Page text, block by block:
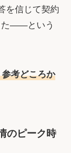
を信じて契約
た――という
考どころか
のピーク時